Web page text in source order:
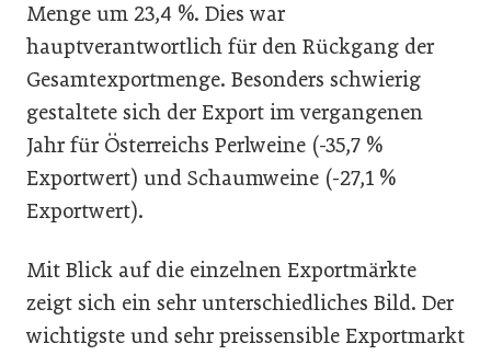
Menge um 23,4 %. Dies war
hauptverantwortlich für den Rückgang der
Gesamtexportmenge. Besonders schwierig
gestaltete sich der Export im vergangenen
Jahr für Österreichs Perlweine (-35,7 %
Exportwert) und Schaumweine (-27,1 %
Exportwert).
Mit Blick auf die einzelnen Exportmärkte
zeigt sich ein sehr unterschiedliches Bild. Der
wichtigste und sehr preissensible Exportmarkt